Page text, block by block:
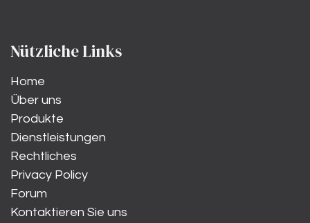
Nützliche Links
Home
Über uns
Produkte
Dienstleistungen
Rechtliches
Privacy Policy
Forum
Kontaktieren Sie uns